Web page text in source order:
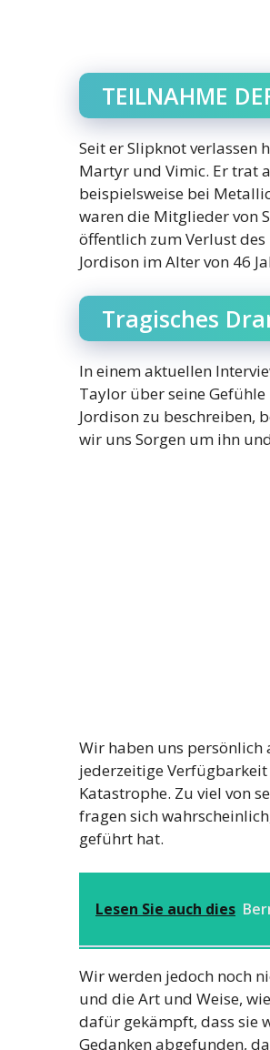
TEILNAHME
Seit er Slipknot verlassen
Martyr und Vimic. Er trat
beispielsweise bei
waren die Mitglieder von
öffentlich zum Verlust
Jordison im Alter von 46
Tragisches
In einem aktuellen
Taylor über seine
Jordison zu beschreiben,
wir uns Sorgen um ihn
Wir haben uns persönlich
jederzeitige
Katastrophe. Zu viel von
fragen sich
geführt hat.
Lesen Sie auch dies
Wir werden jedoch noch
und die Art und Weise,
dafür gekämpft, dass sie
Gedanken abgefunden,